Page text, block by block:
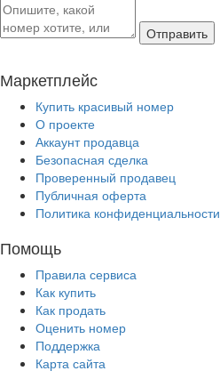
Отправить
Маркетплейс
Купить красивый номер
О проекте
Аккаунт продавца
Безопасная сделка
Проверенный продавец
Публичная оферта
Политика конфиденциальности
Помощь
Правила сервиса
Как купить
Как продать
Оценить номер
Поддержка
Карта сайта